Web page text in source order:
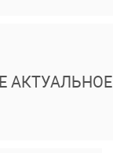
АКТУАЛЬНОЕ